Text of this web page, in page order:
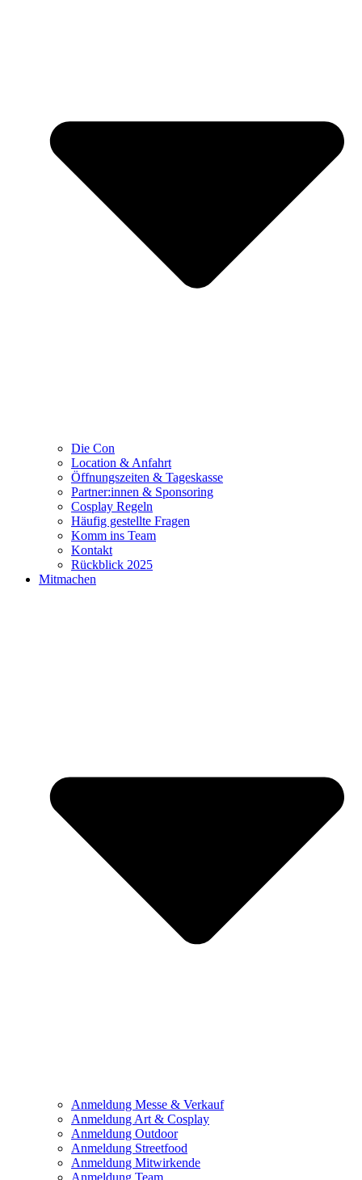
Die Con
Location & Anfahrt
Öffnungszeiten & Tageskasse
Partner:innen & Sponsoring
Cosplay Regeln
Häufig gestellte Fragen
Komm ins Team
Kontakt
Rückblick 2025
Mitmachen
Anmeldung Messe & Verkauf
Anmeldung Art & Cosplay
Anmeldung Outdoor
Anmeldung Streetfood
Anmeldung Mitwirkende
Anmeldung Team